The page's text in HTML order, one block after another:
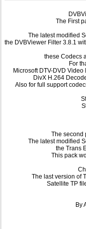
The First
The latest modified
the DVBViewer Filter 3.8.1
these Codecs
For
Microsoft DTV-DVD
DivX H.264
Also for full support
The second
The latest modified
the Trans
This pack
The last version of
Satellite TP
By